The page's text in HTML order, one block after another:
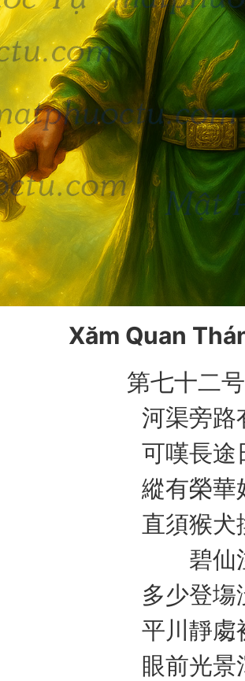
Xăm Quan
第七十二
河渠旁路
可嘆長途
縱有榮華
直須猴犬
碧仙
多少登塲
平川靜䖏
眼前光景